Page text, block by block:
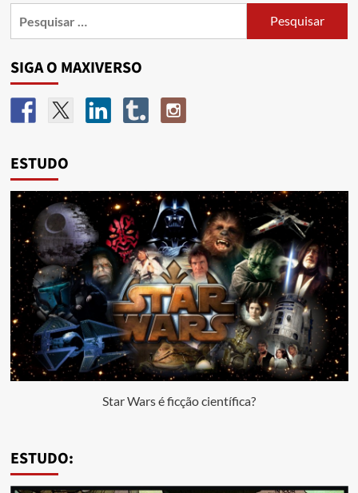
SIGA O MAXIVERSO
ESTUDO
Star Wars é ficção científica?
ESTUDO: